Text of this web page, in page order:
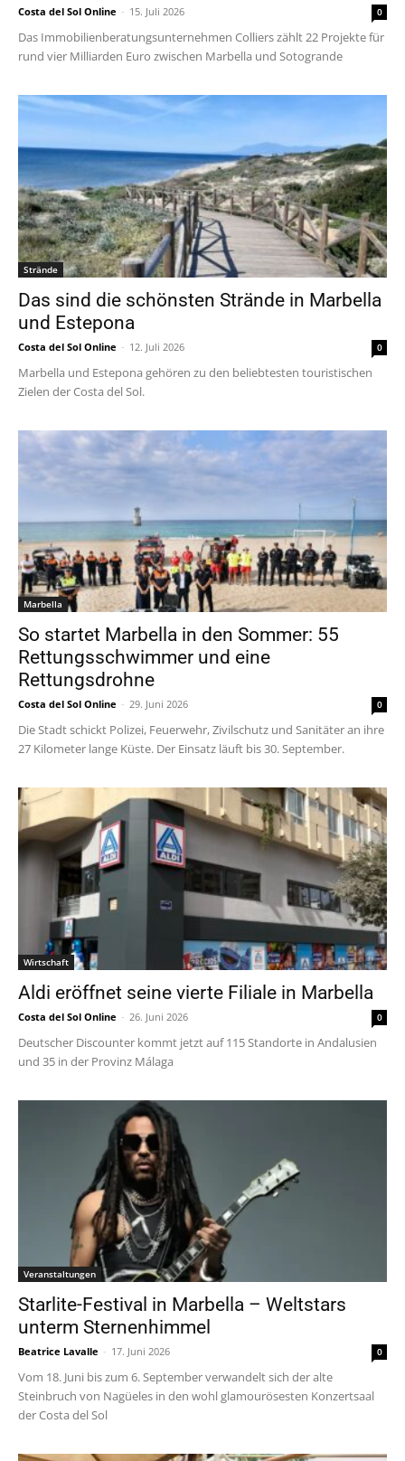
Costa del Sol Online - 15. Juli 2026 0
Das Immobilienberatungsunternehmen Colliers zählt 22 Projekte für
rund vier Milliarden Euro zwischen Marbella und Sotogrande
Strände
Das sind die schönsten Strände in Marbella
und Estepona
Costa del Sol Online - 12. Juli 2026 0
Marbella und Estepona gehören zu den beliebtesten touristischen
Zielen der Costa del Sol.
Marbella
So startet Marbella in den Sommer: 55
Rettungsschwimmer und eine
Rettungsdrohne
Costa del Sol Online - 29. Juni 2026 0
Die Stadt schickt Polizei, Feuerwehr, Zivilschutz und Sanitäter an ihre
27 Kilometer lange Küste. Der Einsatz läuft bis 30. September.
Wirtschaft
Aldi eröffnet seine vierte Filiale in Marbella
Costa del Sol Online - 26. Juni 2026 0
Deutscher Discounter kommt jetzt auf 115 Standorte in Andalusien
und 35 in der Provinz Málaga
Veranstaltungen
Starlite-Festival in Marbella – Weltstars
unterm Sternenhimmel
Beatrice Lavalle - 17. Juni 2026 0
Vom 18. Juni bis zum 6. September verwandelt sich der alte
Steinbruch von Nagüeles in den wohl glamourösesten Konzertsaal
der Costa del Sol